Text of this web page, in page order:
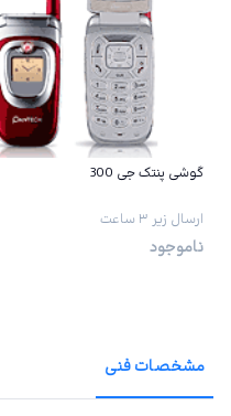
گوشی پنتک جی 300
ارسال زیر ۳ ساعت
ناموجود
مشخصات فنی